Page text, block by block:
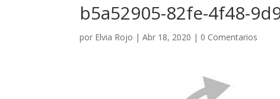
b5a52905-82fe-4f48-
por Elvia Rojo |Abr 18, 2020 | 0 Comentarios